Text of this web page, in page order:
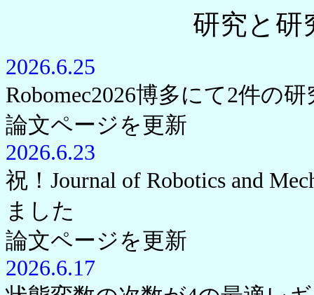
研究と研
2026.6.25
Robomec2026博多にて2件の
論文ページを更新
2026.6.23
祝！Journal of Robotics and
ました
論文ページを更新
2026.6.17